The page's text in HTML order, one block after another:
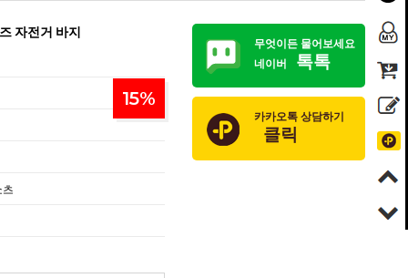
자전거 바지
15%
무엇이든 물어보세요
네이버
톡톡
카카오톡 상담하기
클릭